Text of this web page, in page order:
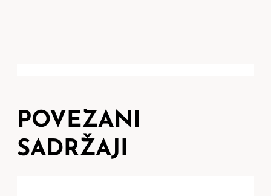
POVEZANI
SADRŽAJI